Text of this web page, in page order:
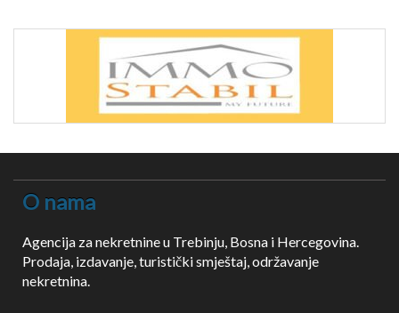
O nama
Agencija za nekretnine u Trebinju, Bosna i Hercegovina.
Prodaja, izdavanje, turistički smještaj, održavanje
nekretnina.